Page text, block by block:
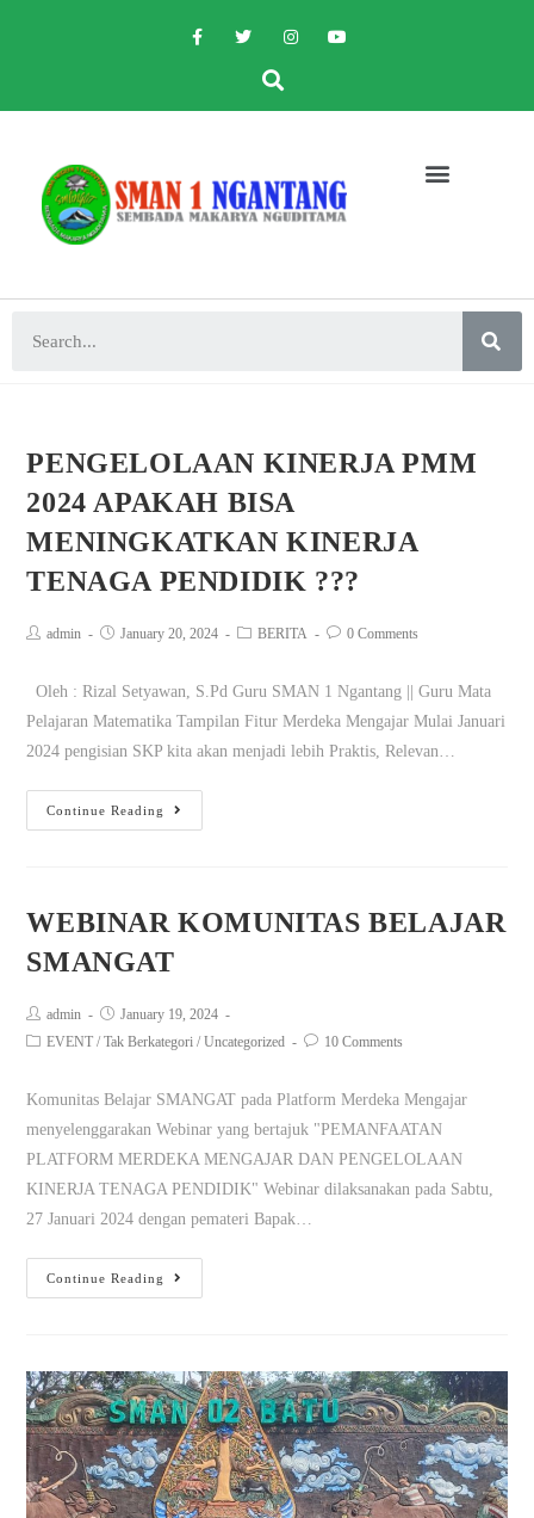
PENGELOLAAN KINERJA PMM
2024 APAKAH BISA
MENINGKATKAN KINERJA
TENAGA PENDIDIK ???
admin January 20, 2024 BERITA 0 Comments
Oleh : Rizal Setyawan, S.Pd Guru SMAN 1 Ngantang || Guru Mata
Pelajaran Matematika Tampilan Fitur Merdeka Mengajar Mulai Januari
2024 pengisian SKP kita akan menjadi lebih Praktis, Relevan…
Continue Reading
WEBINAR KOMUNITAS BELAJAR
SMANGAT
admin
January 19, 2024
EVENT / Tak Berkategori / Uncategorized 10 Comments
Komunitas Belajar SMANGAT pada Platform Merdeka Mengajar
menyelenggarakan Webinar yang bertajuk "PEMANFAATAN
PLATFORM MERDEKA MENGAJAR DAN PENGELOLAAN
KINERJA TENAGA PENDIDIK" Webinar dilaksanakan pada Sabtu,
27 Januari 2024 dengan pemateri Bapak…
Continue Reading